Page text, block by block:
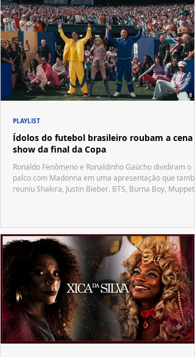
Ídolos do futebol brasileiro roubam a cena
show da final da Copa
Ronaldo Fenômeno e Ronaldinho Gaúcho dividiram o
palco com Madonna em uma apresentação que
reuniu Shakira, Justin Bieber, BTS, Burna Boy, Muppets,
PLAYLIST